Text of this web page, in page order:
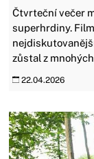
Čtvrteční večer
superhrdiny.
zůstal z
22.04.2026